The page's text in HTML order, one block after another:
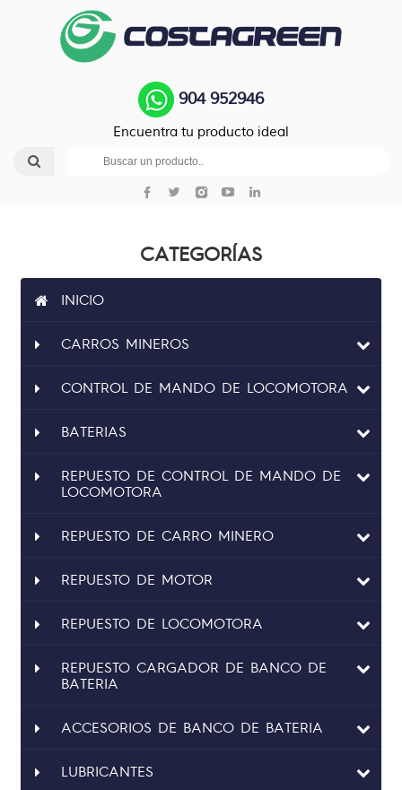
904 952946
Encuentra tu producto ideal
CATEGORÍAS
INICIO
CARROS MINEROS
CONTROL DE MANDO DE LOCOMOTORA
BATERIAS
REPUESTO DE CONTROL DE MANDO DE
LOCOMOTORA
REPUESTO DE CARRO MINERO
REPUESTO DE MOTOR
REPUESTO DE LOCOMOTORA
REPUESTO CARGADOR DE BANCO DE
BATERIA
ACCESORIOS DE BANCO DE BATERIA
LUBRICANTES